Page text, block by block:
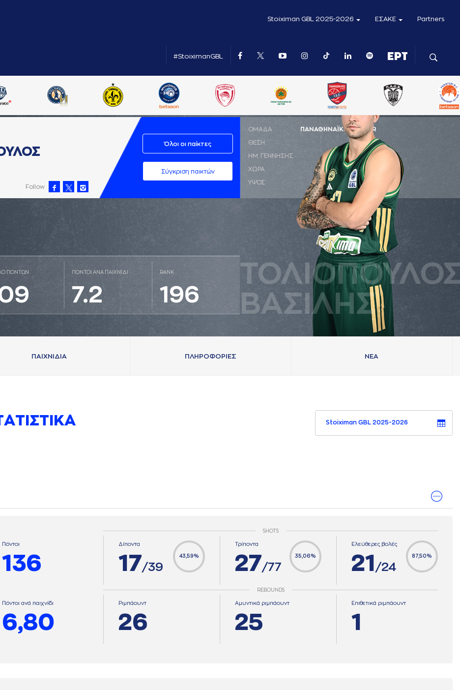
Stoiximan GBL 2025-2026 ΕΣΑΚΕ Partners
#StoiximanGBL
Follow
Όλοι οι παίκτες
Σύγκριση παικτών
ΠΟΝΤΩΝ ΠΟΝΤΟΙ ΑΝΑ ΠΑΙΧΝΙΔΙ
7.2
RANK
196
ΒAΣΙΛΗΣ
ΟΜΑΔΑ ΠΑΝΑΘΗΝΑΪΚΟΣ AKTOR
ΘΕΣΗ PG
ΗΜ. ΓΕΝΝΗΣΗΣ 15-06-1996
ΧΩΡΑ ΕΛΛΑΔΑ
ΥΨΟΣ 1,88 μ.
ΠAΙΧΝΙΔΙA ΠΛΗΡΟΦΟΡΙΕΣ ΝΕA
Stoiximan GBL 2025-2026
Πόντοι
136
Πόντοι ανά παιχνίδι
6,80
SHOTS
43,59%
Δίποντα
17/39
35,06%
Τρίποντα
27/77
87,50%
Ελεύθερες βολές
21 /24
REBOUNDS
Ριμπάουντ
26
Αμυντικά ριμπάουντ
25
Επιθετικά ριμπάουντ
1